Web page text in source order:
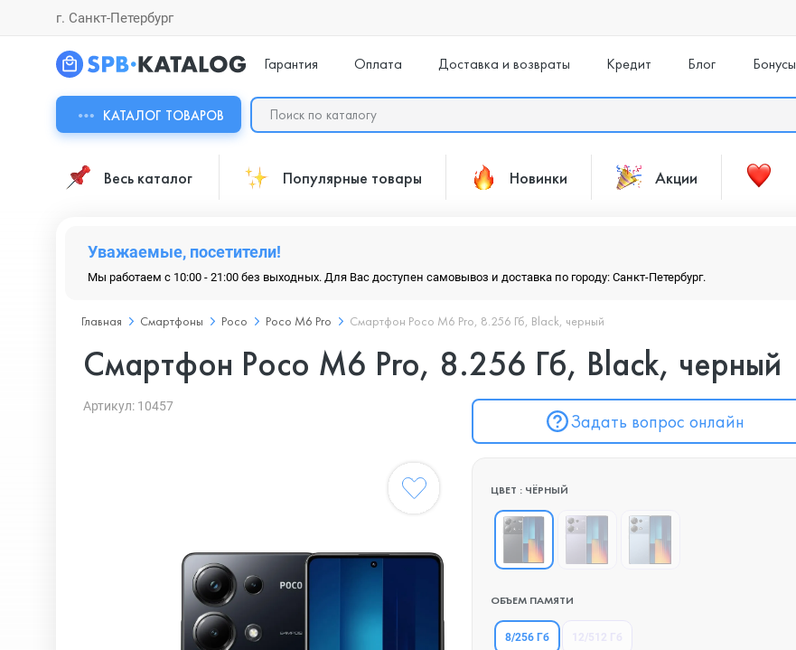
г. Санкт-Петербург
Гарантия Оплата Доставка и возвраты Кредит Блог Бонусы
КАТАЛОГ ТОВАРОВ
Весь каталог Популярные товары Новинки Акции
Уважаемые, посетители!
Мы работаем с 10:00 - 21:00 без выходных. Для Вас доступен самовывоз и доставка по городу: Санкт-Петербург.
Главная Смартфоны Poco Poco M6 Pro Смартфон Poco M6 Pro, 8.256 Гб, Black, черный
Смартфон Poco M6 Pro, 8.256 Гб, Black, черный
Артикул: 10457
Задать вопрос онлайн
ЦВЕТ : ЧЁРНЫЙ
ОБЪЕМ ПАМЯТИ
8/256 Гб